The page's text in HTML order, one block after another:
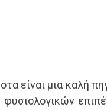
είναι μια καλή